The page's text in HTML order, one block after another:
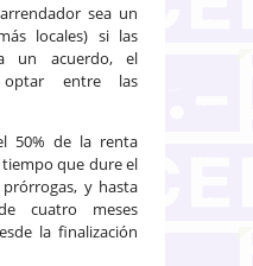
sea un
locales) si las
un acuerdo, el
optar entre las
50% de la renta
que dure el
y hasta
cuatro meses
la finalización